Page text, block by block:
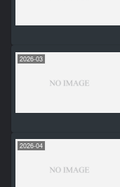
2026-03
2026-04